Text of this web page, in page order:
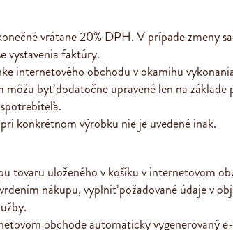
vrátane 20% DPH. V prípade zmeny
vystavenia faktúry.
internetového obchodu v okamihu
byť dodatočne upravené len na základe
konkrétnom výrobku nie je uvedené inak.
tovaru uloženého v košíku v internetovom
nákupu, vyplniť požadované údaje v
obchode automaticky vygenerovaný